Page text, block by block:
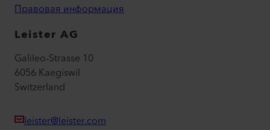
Правовая информация
Leister AG
Galileo-Strasse 10
6056 Kaegiswil
Switzerland
leister@leister.com